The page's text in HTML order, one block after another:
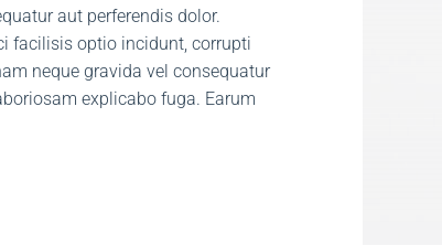
aut perferendis dolor.
facilisis optio incidunt, corrupti
neque gravida vel consequatur
explicabo fuga. Earum